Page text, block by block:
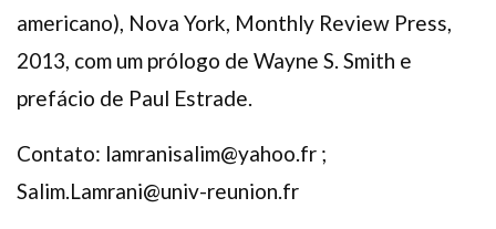
americano), Nova York, Monthly Review Press,
2013, com um prólogo de Wayne S. Smith e
prefácio de Paul Estrade.
Contato: lamranisalim@yahoo.fr ;
Salim.Lamrani@univ-reunion.fr